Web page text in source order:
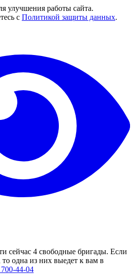
улучшения работы сайта.
с Политикой защиты данных.
сейчас 4 свободные бригады. Если
одна из них выедет к вам в
44-04